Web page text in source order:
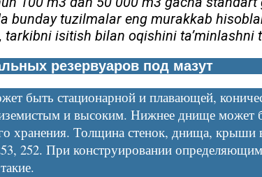
bunday tuzilmalar eng murakkab
isitish bilan oqishini ta’minlashni
резервуаров под мазут
быть стационарной и плавающей,
и высоким. Нижнее днище может
хранения. Толщина стенок, днища, крыши
252. При конструировании